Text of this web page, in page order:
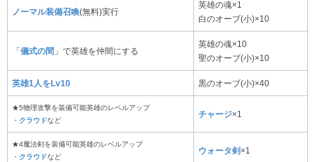
ノーマル装備召喚(無料)実行
英雄の魂×1
白のオーブ(小)×10
「 儀式の間 」で英雄を仲間にする
英雄の魂×10
聖のオーブ(小)×10
英雄1人をLv10 黒のオーブ(小)×40
★5物理攻撃を装備可能英雄のレベルアップ
・ クラウドなど
チャージ×1
★4魔法剣を装備可能英雄のレベルアップ
・ クラウドなど
ウォータ剣 ×1